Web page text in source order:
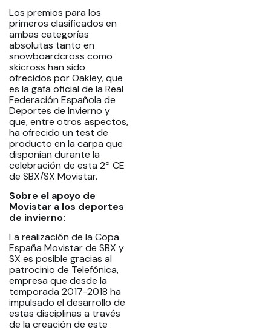
Los premios para los
primeros clasificados en
ambas categorías
absolutas tanto en
snowboardcross como
skicross han sido
ofrecidos por Oakley, que
es la gafa oficial de la Real
Federación Española de
Deportes de Invierno y
que, entre otros aspectos,
ha ofrecido un test de
producto en la carpa que
disponían durante la
celebración de esta 2ª CE
de SBX/SX Movistar.
Sobre el apoyo de
Movistar a los deportes
de invierno:
La realización de la Copa
España Movistar de SBX y
SX es posible gracias al
patrocinio de Telefónica,
empresa que desde la
temporada 2017-2018 ha
impulsado el desarrollo de
estas disciplinas a través
de la creación de este